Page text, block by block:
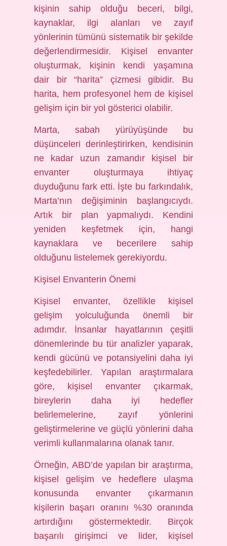
kişinin sahip olduğu beceri, bilgi,
kaynaklar, ilgi alanları ve zayıf
yönlerinin tümünü sistematik bir şekilde
değerlendirmesidir. Kişisel envanter
oluşturmak, kişinin kendi yaşamına
dair bir “harita” çizmesi gibidir. Bu
harita, hem profesyonel hem de kişisel
gelişim için bir yol gösterici olabilir.
Marta, sabah yürüyüşünde bu
düşünceleri derinleştirirken, kendisinin
ne kadar uzun zamandır kişisel bir
envanter oluşturmaya ihtiyaç
duyduğunu fark etti. İşte bu farkındalık,
Marta’nın değişiminin başlangıcıydı.
Artık bir plan yapmalıydı. Kendini
yeniden keşfetmek için, hangi
kaynaklara ve becerilere sahip
olduğunu listelemek gerekiyordu.
Kişisel Envanterin Önemi
Kişisel envanter, özellikle kişisel
gelişim yolculuğunda önemli bir
adımdır. İnsanlar hayatlarının çeşitli
dönemlerinde bu tür analizler yaparak,
kendi gücünü ve potansiyelini daha iyi
keşfedebilirler. Yapılan araştırmalara
göre, kişisel envanter çıkarmak,
bireylerin daha iyi hedefler
belirlemelerine, zayıf yönlerini
geliştirmelerine ve güçlü yönlerini daha
verimli kullanmalarına olanak tanır.
Örneğin, ABD’de yapılan bir araştırma,
kişisel gelişim ve hedeflere ulaşma
konusunda envanter çıkarmanın
kişilerin başarı oranını %30 oranında
artırdığını göstermektedir. Birçok
başarılı girişimci ve lider, kişisel